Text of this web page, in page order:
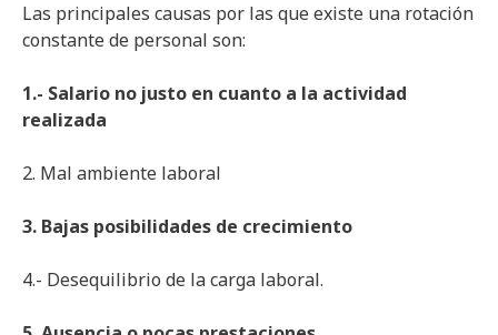
Las principales causas por las que existe una rotación
constante de personal son:
1.- Salario no justo en cuanto a la actividad
realizada
2. Mal ambiente laboral
3. Bajas posibilidades de crecimiento
4.- Desequilibrio de la carga laboral.